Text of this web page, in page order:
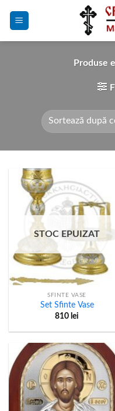
Produse
STOC EPUIZAT
SFINTE VASE
Set Sfinte Vase
810 lei